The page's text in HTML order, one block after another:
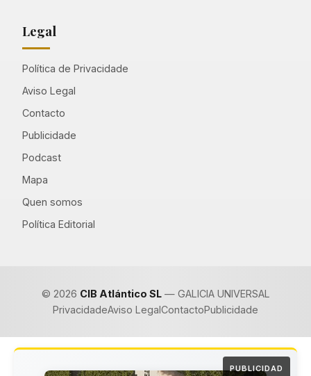
Legal
Política de Privacidade
Aviso Legal
Contacto
Publicidade
Podcast
Mapa
Quen somos
Política Editorial
© 2026 CIB Atlántico SL— GALICIA UNIVERSAL
PrivacidadeAviso LegalContactoPublicidade
PUBLICIDAD